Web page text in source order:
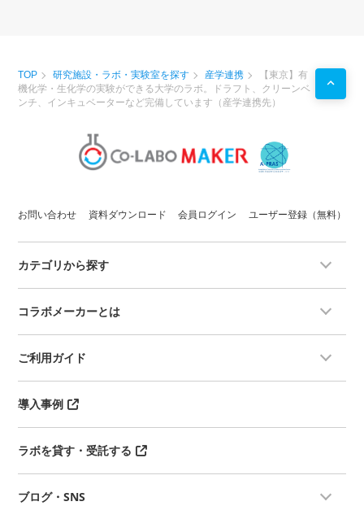
TOP 研究施設・ラボ・実験室を探す 産学連携
【東京】有
機化学・生化学の実験ができる大学のラボ。ドラフト、クリーンベ
ンチ、インキュベーターなど完備しています（産学連携先）
お問い合わせ 資料ダウンロード 会員ログイン ユーザー登録（無料）
カテゴリから探す
コラボメーカーとは
ご利用ガイド
導入事例
ラボを貸す・受託する
ブログ・SNS